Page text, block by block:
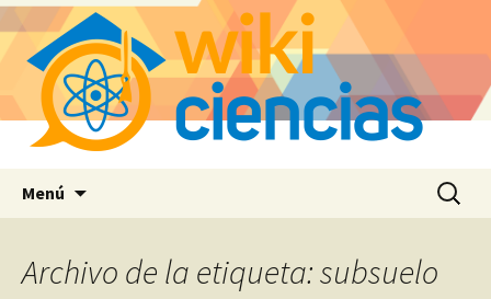
Menú Buscar:
Archivo de la etiqueta: subsuelo